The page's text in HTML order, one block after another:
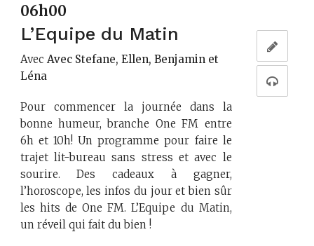
06h00
L’Equipe du Matin
Avec Avec Stefane, Ellen, Benjamin et
Léna
Pour commencer la journée dans la
bonne humeur, branche One FM entre
6h et 10h! Un programme pour faire le
trajet lit-bureau sans stress et avec le
sourire. Des cadeaux à gagner,
l’horoscope, les infos du jour et bien sûr
les hits de One FM. L’Equipe du Matin,
un réveil qui fait du bien !